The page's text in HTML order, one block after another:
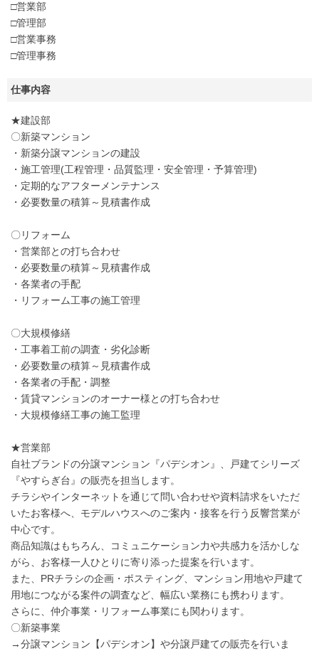
□営業部
□管理部
□営業事務
□管理事務
仕事内容
★建設部
〇新築マンション
・新築分譲マンションの建設
・施工管理(工程管理・品質監理・安全管理・予算管理)
・定期的なアフターメンテナンス
・必要数量の積算～見積書作成
〇リフォーム
・営業部との打ち合わせ
・必要数量の積算～見積書作成
・各業者の手配
・リフォーム工事の施工管理
〇大規模修繕
・工事着工前の調査・劣化診断
・必要数量の積算～見積書作成
・各業者の手配・調整
・賃貸マンションのオーナー様との打ち合わせ
・大規模修繕工事の施工監理
★営業部
自社ブランドの分譲マンション『パデシオン』、戸建てシリーズ
『やすらぎ台』の販売を担当します。
チラシやインターネットを通じて問い合わせや資料請求をいただ
いたお客様へ、モデルハウスへのご案内・接客を行う反響営業が
中心です。
商品知識はもちろん、コミュニケーション力や共感力を活かしな
がら、お客様一人ひとりに寄り添った提案を行います。
また、PRチラシの企画・ポスティング、マンション用地や戸建て
用地につながる案件の調査など、幅広い業務にも携わります。
さらに、仲介事業・リフォーム事業にも関わります。
〇新築事業
→分譲マンション【パデシオン】や分譲戸建ての販売を行いま